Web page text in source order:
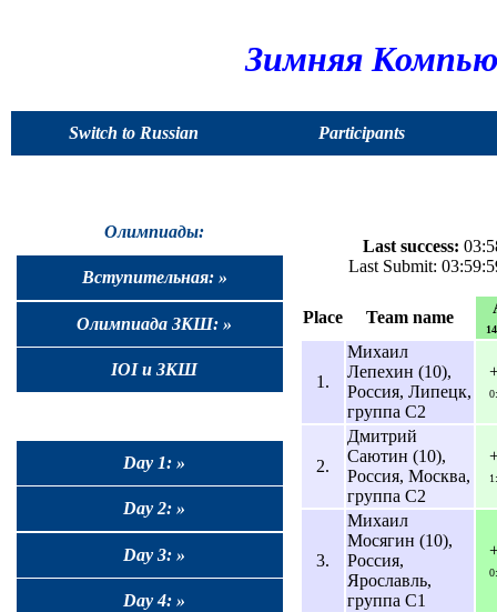
Зимняя
Switch to Russian Participants
Олимпиады:
Вступительная: »
Олимпиада ЗКШ: »
IOI и ЗКШ
Day 1: »
Day 2: »
Day 3: »
Day 4: »
Last success:
Last Submit:
Place Team name
1.
Михаил
Лепехин (10),
Россия, Липецк,
группа C2
2.
Дмитрий
Саютин (10),
Россия, Москва,
группа C2
3.
Михаил
Мосягин (10),
Россия,
Ярославль,
группа C1